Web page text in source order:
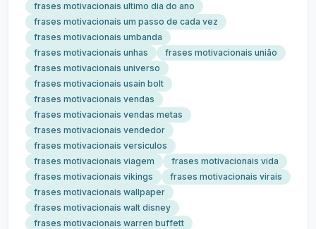
frases motivacionais ultimo dia do ano
frases motivacionais um passo de cada vez
frases motivacionais umbanda
frases motivacionais unhas
frases motivacionais união
frases motivacionais universo
frases motivacionais usain bolt
frases motivacionais vendas
frases motivacionais vendas metas
frases motivacionais vendedor
frases motivacionais versiculos
frases motivacionais viagem
frases motivacionais vida
frases motivacionais vikings
frases motivacionais virais
frases motivacionais wallpaper
frases motivacionais walt disney
frases motivacionais warren buffett